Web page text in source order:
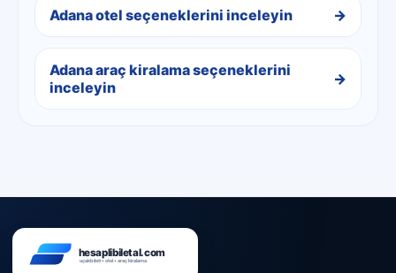
Adana otel seçeneklerini inceleyin
Adana araç kiralama seçeneklerini
inceleyin